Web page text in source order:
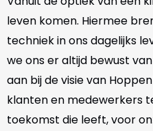
leven komen. Hiermee
techniek in ons dagelijks
we ons er altijd bewust
aan bij de visie van
klanten en medewerkers
toekomst die leeft, voor